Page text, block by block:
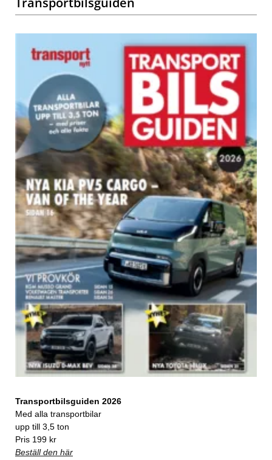
Transportbilsguiden 2026
Med alla transportbilar
upp till 3,5 ton
Pris 199 kr
Beställ den här